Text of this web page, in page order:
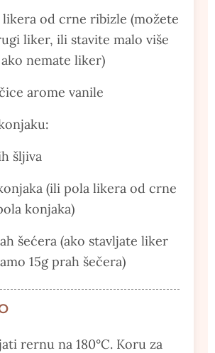
likera od crne ribizle (možete
liker, ili stavite malo više
nemate liker)
arome vanile
šljiva
(ili pola likera od crne
konjaka)
šećera (ako stavljate liker
15g prah šečera)
rernu na 180°C. Koru za